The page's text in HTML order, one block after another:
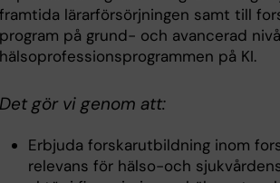
framtida lärarförsörjningen samt till
program på grund- och avancerad
hälsoprofessionsprogrammen på KI.
Det gör vi genom att:
Erbjuda forskarutbildning inom
relevans för hälso-och